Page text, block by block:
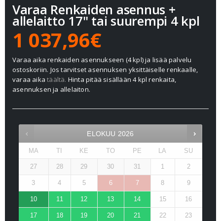
Varaa Renkaiden asennus +
allelaitto 17" tai suurempi 4 kpl
1 037,96€
Varaa aika renkaiden asennukseen (4 kpl) ja lisää palvelu
ostoskoriin. Jos tarvitset asennuksen yksittäiselle renkaalle,
varaa aikatäältä. Hinta pitää sisällään 4 kpl renkaita,
asennuksen ja allelaiton.
ELOKUU 2026
MA TI KE TO PE LA SU
27 28 29 30 31 1 2
3 4 5 6 7 8 9
10 11 12 13 14 15 16
17 18 19 20 21 22 23